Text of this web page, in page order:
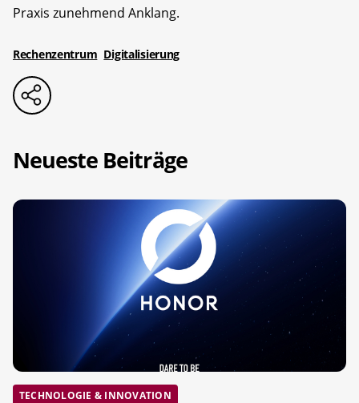
Praxis zunehmend Anklang.
Rechenzentrum Digitalisierung
Neueste Beiträge
TECHNOLOGIE & INNOVATION